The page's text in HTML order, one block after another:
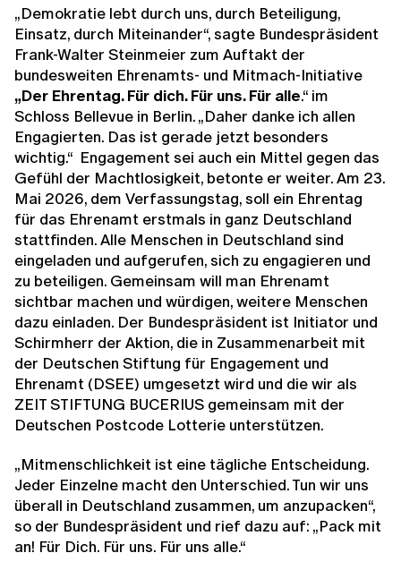
„Demokratie lebt durch uns, durch Beteiligung,
Einsatz, durch Miteinander“, sagte Bundespräsident
Frank-Walter Steinmeier zum Auftakt der
bundesweiten Ehrenamts- und Mitmach-Initiative
„Der Ehrentag. Für dich. Für uns. Für alle.“ im
Schloss Bellevue in Berlin. „Daher danke ich allen
Engagierten. Das ist gerade jetzt besonders
wichtig.“ Engagement sei auch ein Mittel gegen das
Gefühl der Machtlosigkeit, betonte er weiter. Am 23.
Mai 2026, dem Verfassungstag, soll ein Ehrentag
für das Ehrenamt erstmals in ganz Deutschland
stattfinden. Alle Menschen in Deutschland sind
eingeladen und aufgerufen, sich zu engagieren und
zu beteiligen. Gemeinsam will man Ehrenamt
sichtbar machen und würdigen, weitere Menschen
dazu einladen. Der Bundespräsident ist Initiator und
Schirmherr der Aktion, die in Zusammenarbeit mit
der Deutschen Stiftung für Engagement und
Ehrenamt (DSEE) umgesetzt wird und die wir als
ZEIT STIFTUNG BUCERIUS gemeinsam mit der
Deutschen Postcode Lotterie unterstützen.
„Mitmenschlichkeit ist eine tägliche Entscheidung.
Jeder Einzelne macht den Unterschied. Tun wir uns
überall in Deutschland zusammen, um anzupacken“,
so der Bundespräsident und rief dazu auf: „Pack mit
an! Für Dich. Für uns. Für uns alle.“